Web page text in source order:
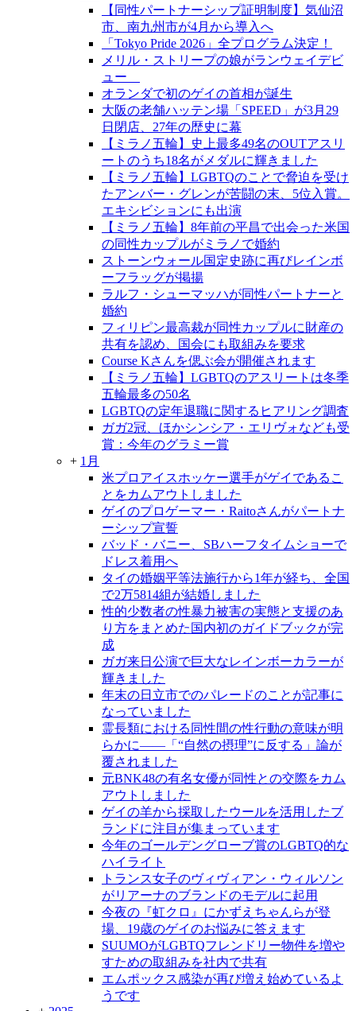
【同性パートナーシップ証明制度】気仙沼
市、南九州市が4月から導入へ
「Tokyo Pride 2026」全プログラム決定！
メリル・ストリープの娘がランウェイデビ
ュー
オランダで初のゲイの首相が誕生
大阪の老舗ハッテン場「SPEED」が3月29
日閉店、27年の歴史に幕
【ミラノ五輪】史上最多49名のOUTアスリ
ートのうち18名がメダルに輝きました
【ミラノ五輪】LGBTQのことで脅迫を受け
たアンバー・グレンが苦闘の末、5位入賞。
エキシビションにも出演
【ミラノ五輪】8年前の平昌で出会った米国
の同性カップルがミラノで婚約
ストーンウォール国定史跡に再びレインボ
ーフラッグが掲揚
ラルフ・シューマッハが同性パートナーと
婚約
フィリピン最高裁が同性カップルに財産の
共有を認め、国会にも取組みを要求
Course Kさんを偲ぶ会が開催されます
【ミラノ五輪】LGBTQのアスリートは冬季
五輪最多の50名
LGBTQの定年退職に関するヒアリング調査
ガガ2冠、ほかシンシア・エリヴォなども受
賞：今年のグラミー賞
+ 1月
米プロアイスホッケー選手がゲイであるこ
とをカムアウトしました
ゲイのプロゲーマー・Raitoさんがパートナ
ーシップ宣誓
バッド・バニー、SBハーフタイムショーで
ドレス着用へ
タイの婚姻平等法施行から1年が経ち、全国
で2万5814組が結婚しました
性的少数者の性暴力被害の実態と支援のあ
り方をまとめた国内初のガイドブックが完
成
ガガ来日公演で巨大なレインボーカラーが
輝きました
年末の日立市でのパレードのことが記事に
なっていました
霊長類における同性間の性行動の意味が明
らかに――「“自然の摂理”に反する」論が
覆されました
元BNK48の有名女優が同性との交際をカム
アウトしました
ゲイの羊から採取したウールを活用したブ
ランドに注目が集まっています
今年のゴールデングローブ賞のLGBTQ的な
ハイライト
トランス女子のヴィヴィアン・ウィルソン
がリアーナのブランドのモデルに起用
今夜の『虹クロ』にかずえちゃんらが登
場、19歳のゲイのお悩みに答えます
SUUMOがLGBTQフレンドリー物件を増や
すための取組みを社内で共有
エムポックス感染が再び増え始めているよ
うです